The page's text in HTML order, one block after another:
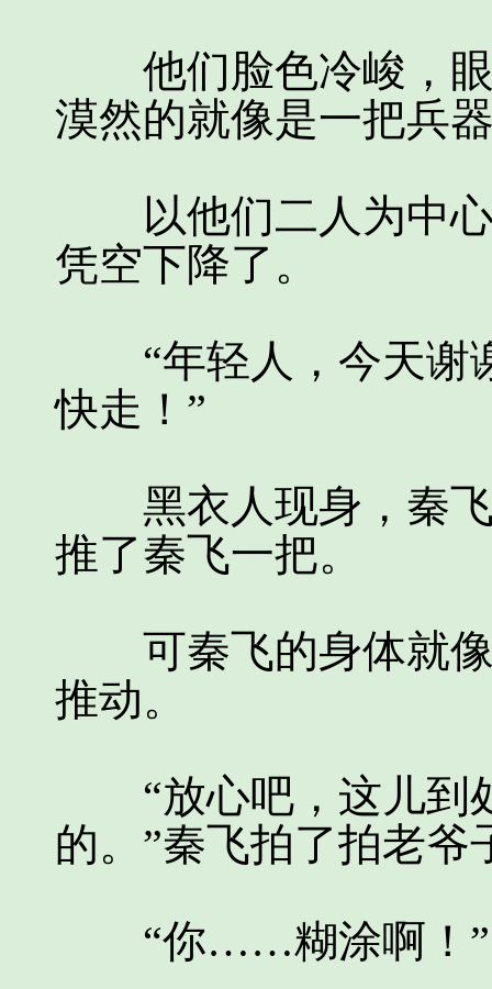
他们脸色冷峻，眼
漠然的就像是一把兵
以他们二人为中心
凭空下降了。
“年轻人，今天谢
快走！”
黑衣人现身，秦飞
推了秦飞一把。
可秦飞的身体就像
推动。
“放心吧，这儿到
的。”秦飞拍了拍老
“你……糊涂啊！”